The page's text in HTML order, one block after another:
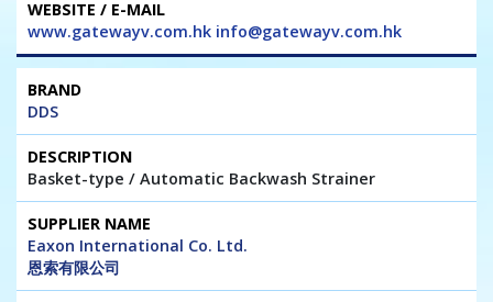
www.gatewayv.com.hk info@gatewayv.com.hk
DDS
Basket-type / Automatic Backwash Strainer
Eaxon International Co. Ltd.
恩索有限公司